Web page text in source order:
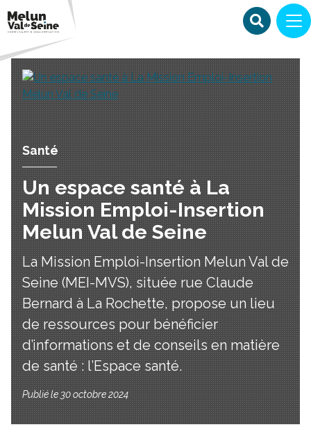
Santé
Un espace santé à La
Mission Emploi-Insertion
Melun Val de Seine
La Mission Emploi-Insertion Melun Val de
Seine (MEI-MVS), située rue Claude
Bernard à La Rochette, propose un lieu
de ressources pour bénéficier
d’informations et de conseils en matière
de santé : l’Espace santé.
Publié le 30 octobre 2024